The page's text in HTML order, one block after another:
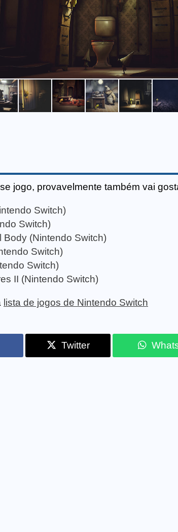
jogo, provavelmente também vai
Switch)
Switch)
Body (Nintendo Switch)
Switch)
Switch)
II (Nintendo Switch)
lista de jogos de Nintendo Switch
Twitter